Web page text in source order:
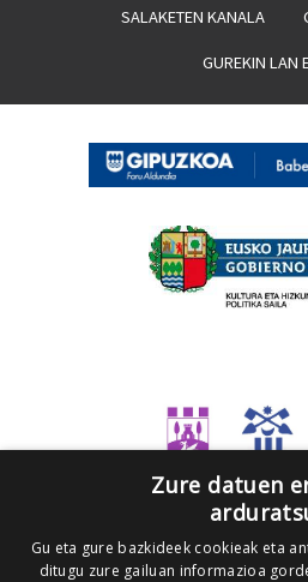
SALAKETEN KANALA
GUREKIN LAN
Zure datuen
Gu eta gure bazkideek cookieak eta
ditugu zure gailuan informazioa